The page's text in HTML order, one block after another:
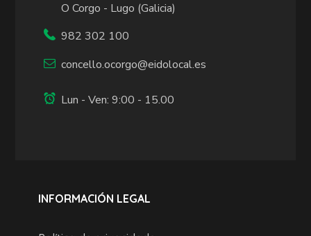
O Corgo - Lugo (Galicia)
982 302 100
concello.ocorgo@eidolocal.es
Lun - Ven: 9:00 - 15.00
INFORMACIÓN LEGAL